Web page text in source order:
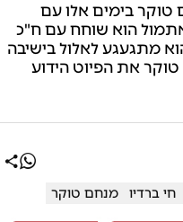
טוקר בימים אלו עם
הוא שוחח עם ח"כ
מתגעגע לאלול בישיבה
את הפיוט הידוע
חי ברדיו מנחם טוקר